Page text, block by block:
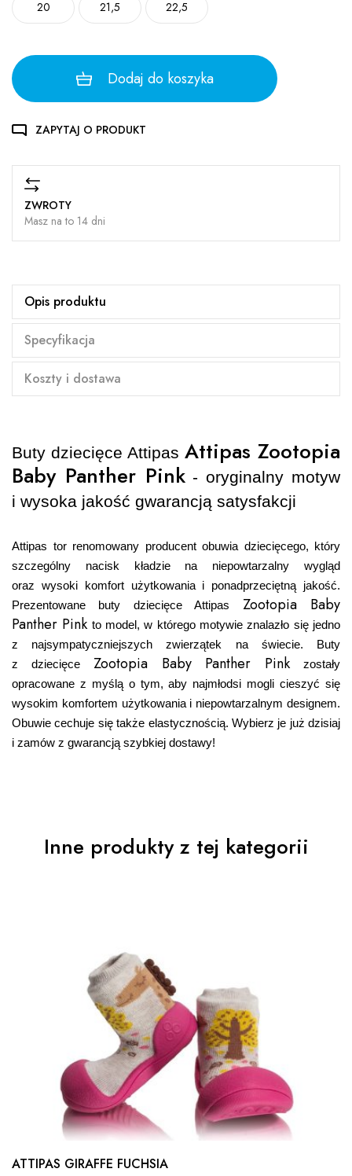
20
21,5 22,5
Dodaj do koszyka
ZAPYTAJ O PRODUKT
ZWROTY
Masz na to 14 dni
Opis produktu
Specyfikacja
Koszty i dostawa
Buty dziecięce Attipas Attipas Zootopia
Baby Panther Pink- oryginalny motyw
i wysoka jakość gwarancją satysfakcji
Attipas tor renomowany producent obuwia dziecięcego, który
szczególny nacisk kładzie na niepowtarzalny wygląd
oraz wysoki komfort użytkowania i ponadprzeciętną jakość.
Prezentowane buty dziecięce Attipas Zootopia Baby
Panther Pink to model, w którego motywie znalazło się jedno
z najsympatyczniejszych zwierzątek na świecie. Buty
z dziecięce Zootopia Baby Panther Pink zostały
opracowane z myślą o tym, aby najmłodsi mogli cieszyć się
wysokim komfortem użytkowania i niepowtarzalnym designem.
Obuwie cechuje się także elastycznością. Wybierz je już dzisiaj
i zamów z gwarancją szybkiej dostawy!
Inne produkty z tej kategorii
ATTIPAS GIRAFFE FUCHSIA